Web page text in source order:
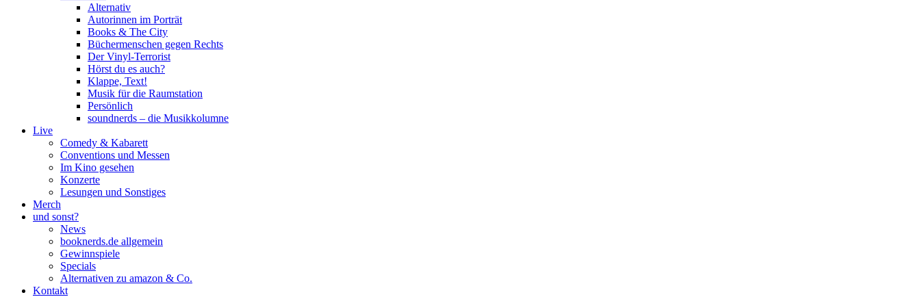
Alternativ
Autorinnen im Porträt
Books & The City
Büchermenschen gegen Rechts
Der Vinyl-Terrorist
Hörst du es auch?
Klappe, Text!
Musik für die Raumstation
Persönlich
soundnerds – die Musikkolumne
Live
Comedy & Kabarett
Conventions und Messen
Im Kino gesehen
Konzerte
Lesungen und Sonstiges
Merch
und sonst?
News
booknerds.de allgemein
Gewinnspiele
Specials
Alternativen zu amazon & Co.
Kontakt